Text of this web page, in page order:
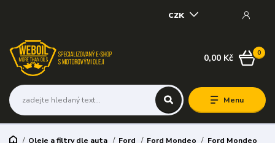
Menu
CZK
0
0,00 Kč
Oleje a filtry dle auta Ford Ford Mondeo
Ford Mondeo